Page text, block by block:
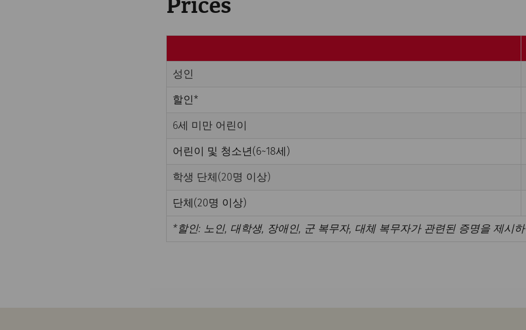
Prices
성인
할인*
6세 미만 어린이
어린이 및 청소년(6~18세)
학생 단체(20명 이상)
단체(20명 이상)
*할인: 노인, 대학생, 장애인, 군 복무자, 대체 복무자가 관련된 증명을 제시